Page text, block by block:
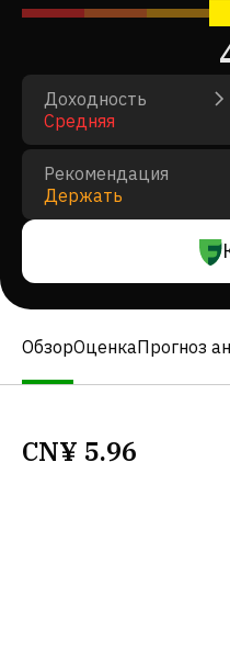
Доходность
Средняя
Рекомендация
Держать
ОбзорОценкаПрогноз
CN¥ 5.96